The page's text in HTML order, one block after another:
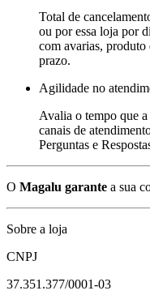
Total de
ou por essa loja por
com avarias,
prazo.
Agilidade no
Avalia o tempo que
canais de
Perguntas e
O Magalu garante a sua
Sobre a loja
CNPJ
37.351.377/0001-03